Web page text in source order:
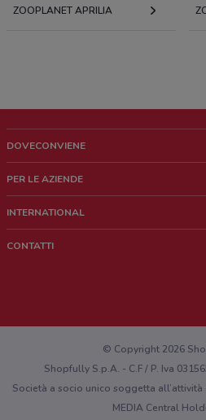
ZOOPLANET APRILIA
DOVECONVIENE
Chi siamo
Lavora con noi
PER LE AZIENDE
Richieste commerciali e marketing
INTERNATIONAL
CONTATTI
Hai un malfunzionamento sul web o
© Copyright 2026
Shopfully S.p.A. - C.F / P. Iva
Società a socio unico soggetta
MEDIA Central